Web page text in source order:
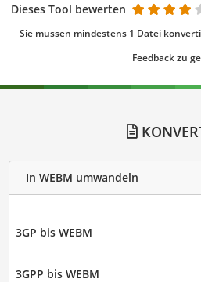
Dieses Tool bewerten
Sie müssen mindestens 1 Datei
Feedback zu
In WEBM umwandeln
3GP bis WEBM
3GPP bis WEBM